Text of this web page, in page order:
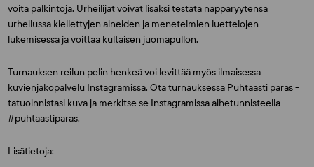
voita palkintoja. Urheilijat voivat lisäksi testata näppäryytensä
urheilussa kiellettyjen aineiden ja menetelmien luettelojen
lukemisessa ja voittaa kultaisen juomapullon.
Turnauksen reilun pelin henkeä voi levittää myös ilmaisessa
kuvienjakopalvelu Instagramissa. Ota turnauksessa Puhtaasti paras -
tatuoinnistasi kuva ja merkitse se Instagramissa aihetunnisteella
#puhtaastiparas.
Lisätietoja: